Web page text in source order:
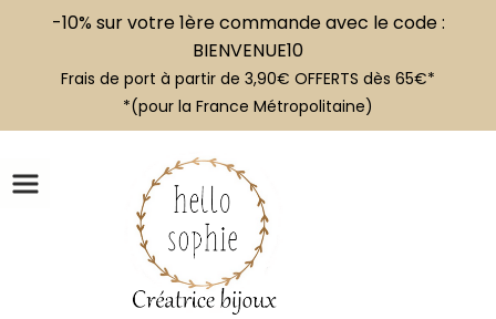
-10% sur votre 1ère commande avec le code :
BIENVENUE10
Frais de port à partir de 3,90€ OFFERTS dès 65€*
*(pour la France Métropolitaine)